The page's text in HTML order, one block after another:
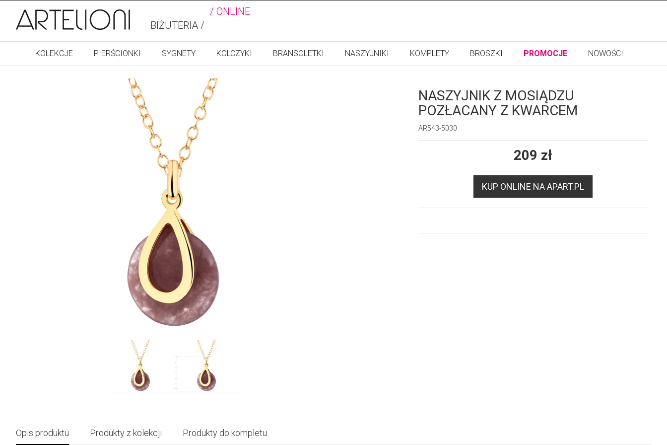
/ ONLINE
BIŻUTERIA /
KOLEKCJE PIERŚCIONKI SYGNETY KOLCZYKI BRANSOLETKI NASZYJNIKI KOMPLETY BROSZKI PROMOCJE NOWOŚCI
NASZYJNIK Z MOSIĄDZU
POZŁACANY Z KWARCEM
AR543-5030
209 zł
KUP ONLINE NA APART.PL
Opis produktu Produkty z kolekcji Produkty do kompletu